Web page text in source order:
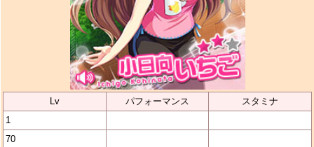
Lv パフォーマンス
スタミナ
1
70